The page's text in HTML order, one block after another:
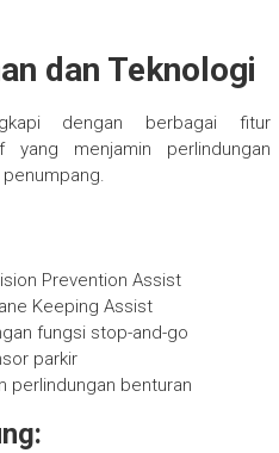
dan Teknologi
dengan berbagai fitur
menjamin perlindungan
Prevention Assist
Keeping Assist
fungsi stop-and-go
parkir
perlindungan benturan